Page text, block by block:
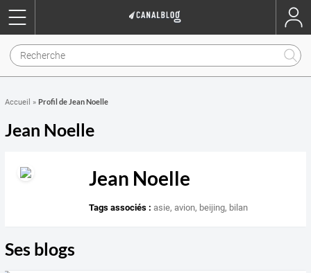
Accueil » Profil de Jean Noelle
Jean Noelle
Jean Noelle
Tags associés : asie,avion, beijing, bilan
Ses blogs